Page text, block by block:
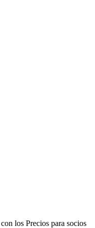
los Precios para socios